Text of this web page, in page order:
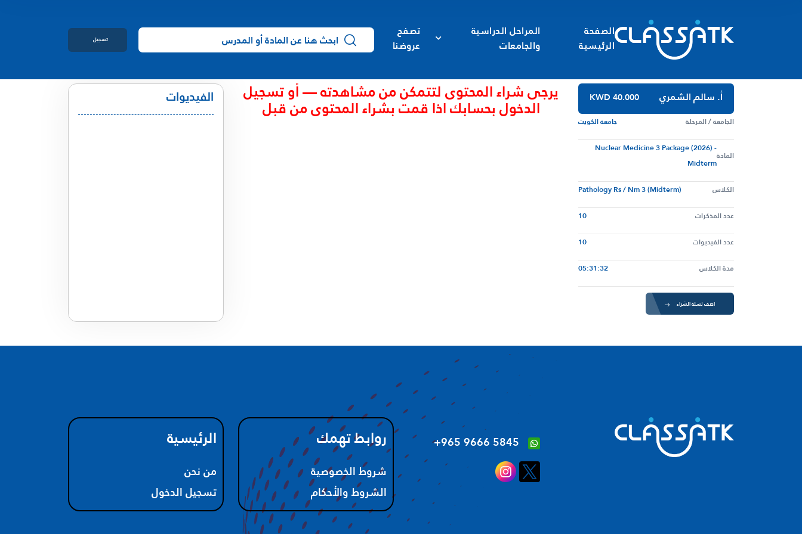
الصفحة
الرئيسية
المراحل الدراسية
والجامعات
تصفح
عروضنا
تسجيل
الدخول
أ. سالم الشمري KWD 40.000
الجامعة / المرحلة جامعة الكويت
المادة
Nuclear Medicine 3 Package (2026) -
Midterm
الكلاس
Pathology Rs / Nm 3 (Midterm)
عدد المذكرات
10
عدد الفيديوات
10
مدة الكلاس
05:31:32
اضف لسلة الشراء
يرجى شراء المحتوى لتتمكن من مشاهدته — أو تسجيل
الدخول بحسابك اذا قمت بشراء المحتوى من قبل الفيديوات
‪+965 9666 5845‬ روابط تهمك
شروط الخصوصية
الشروط والأحكام
الرئيسية
من نحن
تسجيل الدخول